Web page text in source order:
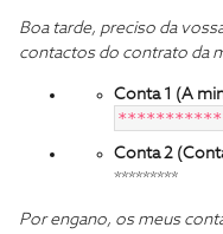
Boa tarde, preciso da
contactos do contrato da
Conta 1 (A
Conta 2
*********
Por engano, os meus